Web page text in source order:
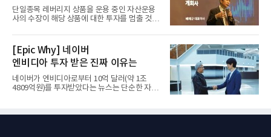
“개별종목 레버리지 투자 지금이라도
멈춰라”
단일종목 레버리지 상품을 운용 중인 자산운용
사의 수장이 해당 상품에 대한 투자를 멈출 것을
[Epic Why] 네이버
엔비디아 투자 받은 진짜 이유는
네이버가 엔비디아로부터 10억 달러(약 1조
4809억원)를 투자받았다는 뉴스는 단순한 자금